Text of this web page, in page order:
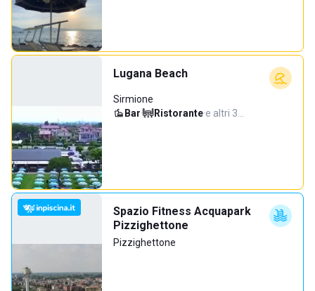
Lugana Beach
Sirmione
Bar· Ristorante·e altri 3…
Spazio Fitness Acquapark
Pizzighettone
Pizzighettone